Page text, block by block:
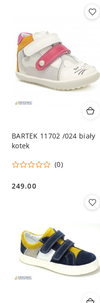
BARTEK 11702 /024 biały
kotek
(0)
Cena:
249.00